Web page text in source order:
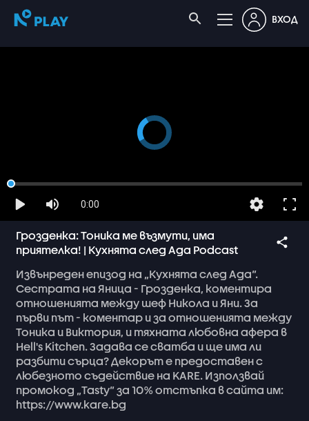
ВХОД
0:00
Грозденка: Тоника ме възмути, има
приятелка! | Кухнята след Ада Podcast
Извънреденепизод на „Кухнята след Ада“.
Сестрата на Яница - Грозденка, коментира
отношенията между шеф Никола и Яни.За
първи път - коментар иза отношенията между
Тоника и Виктория, и тяхната любовна афера в
Hell's Kitchen.Задава сесватба и ще има ли
разбитисърца?Декоръте предоставенс
любезното съдействие на KARE. Използвай
промокод „Tasty“за 10%отстъпка всайта им:
https://www.kare.bg